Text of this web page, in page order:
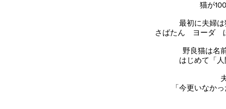
猫が
最初に夫婦
さばたん ヨーダ
野良猫は名
はじめて「
「今更いなか